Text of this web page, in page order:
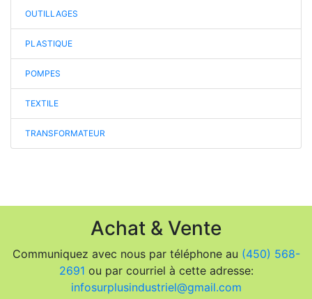
OUTILLAGES
PLASTIQUE
POMPES
TEXTILE
TRANSFORMATEUR
Achat & Vente
Communiquez avec nous par téléphone au (450) 568-
2691 ou par courriel à cette adresse:
infosurplusindustriel@gmail.com